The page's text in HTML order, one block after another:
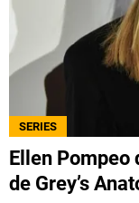
SERIES
Ellen Pompeo
de Grey’s